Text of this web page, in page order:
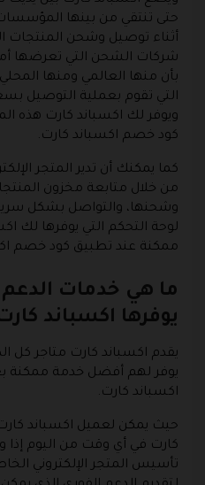
حتى تنتقي من بينها
أثناء توصيل وشحن المنتجات
شركات الشحن التي تعرضها
بأن منها العالمي ومنها
التي تقوم بعملية التوصيل
ويوفر لك اكسباند كارت هذه
كود خصم اكسباند كارت.
كما يمكنك أن تدير المتجر
من خلال متابعة مخزون
وشحنها، والتواصل بشكل
لوحة التحكم التي يوفرها لك
ممكنة عند تطبيق كود خصم
ما هي خدمات الدعم
يوفرها اكسباند
يقدم اكسباند كارت متاجر كل
يوفر لهم أفضل خدمة ممكنة
اكسباند كارت.
حيث يمكن لعميل اكسباند
كارت في أي وقت من اليوم إذا
تأسيس المتجر الإلكتروني